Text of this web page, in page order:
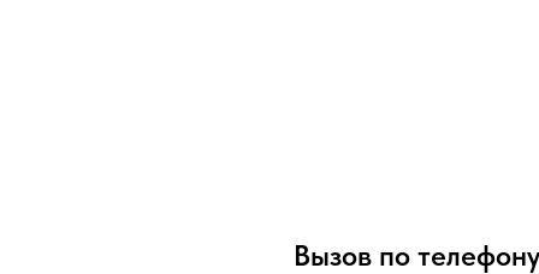
Вызов по телефону